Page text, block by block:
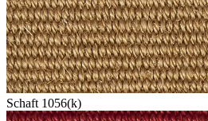
Schaft 1056(k)